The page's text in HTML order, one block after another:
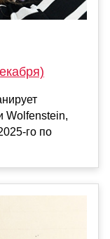
Wolfenstein,
го по